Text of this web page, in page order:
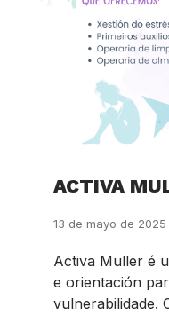
ACTIVA
13 de mayo de 2025
Activa Muller é
e orientación
vulnerabilidade.